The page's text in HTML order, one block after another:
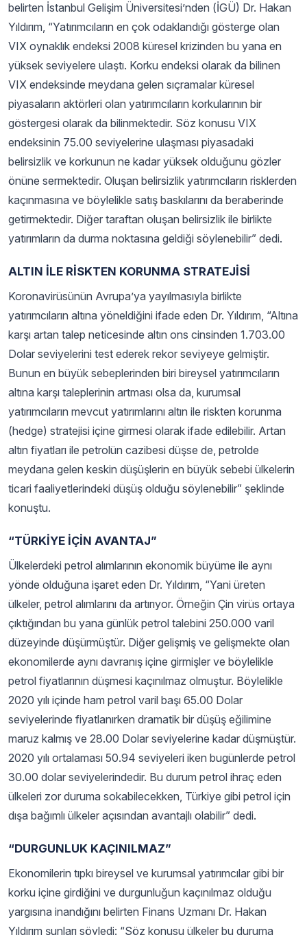
belirten İstanbul Gelişim Üniversitesi’nden (İGÜ) Dr. Hakan
Yıldırım, “Yatırımcıların en çok odaklandığı gösterge olan
VIX oynaklık endeksi 2008 küresel krizinden bu yana en
yüksek seviyelere ulaştı. Korku endeksi olarak da bilinen
VIX endeksinde meydana gelen sıçramalar küresel
piyasaların aktörleri olan yatırımcıların korkularının bir
göstergesi olarak da bilinmektedir. Söz konusu VIX
endeksinin 75.00 seviyelerine ulaşması piyasadaki
belirsizlik ve korkunun ne kadar yüksek olduğunu gözler
önüne sermektedir. Oluşan belirsizlik yatırımcıların risklerden
kaçınmasına ve böylelikle satış baskılarını da beraberinde
getirmektedir. Diğer taraftan oluşan belirsizlik ile birlikte
yatırımların da durma noktasına geldiği söylenebilir” dedi.
ALTIN İLE RİSKTEN KORUNMA STRATEJİSİ
Koronavirüsünün Avrupa’ya yayılmasıyla birlikte
yatırımcıların altına yöneldiğini ifade eden Dr. Yıldırım, “Altına
karşı artan talep neticesinde altın ons cinsinden 1.703.00
Dolar seviyelerini test ederek rekor seviyeye gelmiştir.
Bunun en büyük sebeplerinden biri bireysel yatırımcıların
altına karşı taleplerinin artması olsa da, kurumsal
yatırımcıların mevcut yatırımlarını altın ile riskten korunma
(hedge) stratejisi içine girmesi olarak ifade edilebilir. Artan
altın fiyatları ile petrolün cazibesi düşse de, petrolde
meydana gelen keskin düşüşlerin en büyük sebebi ülkelerin
ticari faaliyetlerindeki düşüş olduğu söylenebilir” şeklinde
konuştu.
“TÜRKİYE İÇİN AVANTAJ”
Ülkelerdeki petrol alımlarının ekonomik büyüme ile aynı
yönde olduğuna işaret eden Dr. Yıldırım, “Yani üreten
ülkeler, petrol alımlarını da artırıyor. Örneğin Çin virüs ortaya
çıktığından bu yana günlük petrol talebini 250.000 varil
düzeyinde düşürmüştür. Diğer gelişmiş ve gelişmekte olan
ekonomilerde aynı davranış içine girmişler ve böylelikle
petrol fiyatlarının düşmesi kaçınılmaz olmuştur. Böylelikle
2020 yılı içinde ham petrol varil başı 65.00 Dolar
seviyelerinde fiyatlanırken dramatik bir düşüş eğilimine
maruz kalmış ve 28.00 Dolar seviyelerine kadar düşmüştür.
2020 yılı ortalaması 50.94 seviyeleri iken bugünlerde petrol
30.00 dolar seviyelerindedir. Bu durum petrol ihraç eden
ülkeleri zor duruma sokabilecekken, Türkiye gibi petrol için
dışa bağımlı ülkeler açısından avantajlı olabilir” dedi.
“DURGUNLUK KAÇINILMAZ”
Ekonomilerin tıpkı bireysel ve kurumsal yatırımcılar gibi bir
korku içine girdiğini ve durgunluğun kaçınılmaz olduğu
yargısına inandığını belirten Finans Uzmanı Dr. Hakan
Yıldırım şunları söyledi: “Söz konusu ülkeler bu duruma